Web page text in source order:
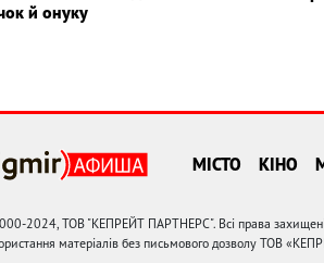
й онуку
МІСТО КІНО
2024, ТОВ "КЕПРЕЙТ ПАРТНЕРС". Всі права
матеріалів без письмового дозволу ТОВ